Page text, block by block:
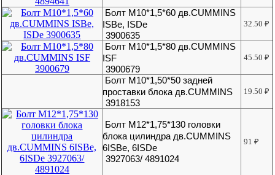
Болт М10*1,5*60 дв.CUMMINS
ISBe, ISDe
3900635
32.50₽
Болт М10*1,5*80 дв.CUMMINS
ISF
3900679
45.50₽
Болт М10*1,50*50 задней
проставки блока дв.CUMMINS
3918153
19.50₽
Болт М12*1,75*130 головки
блока цилиндра дв.CUMMINS
6ISBe, 6ISDe
3927063/ 4891024
91₽